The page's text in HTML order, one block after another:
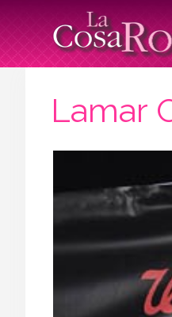
Lamar